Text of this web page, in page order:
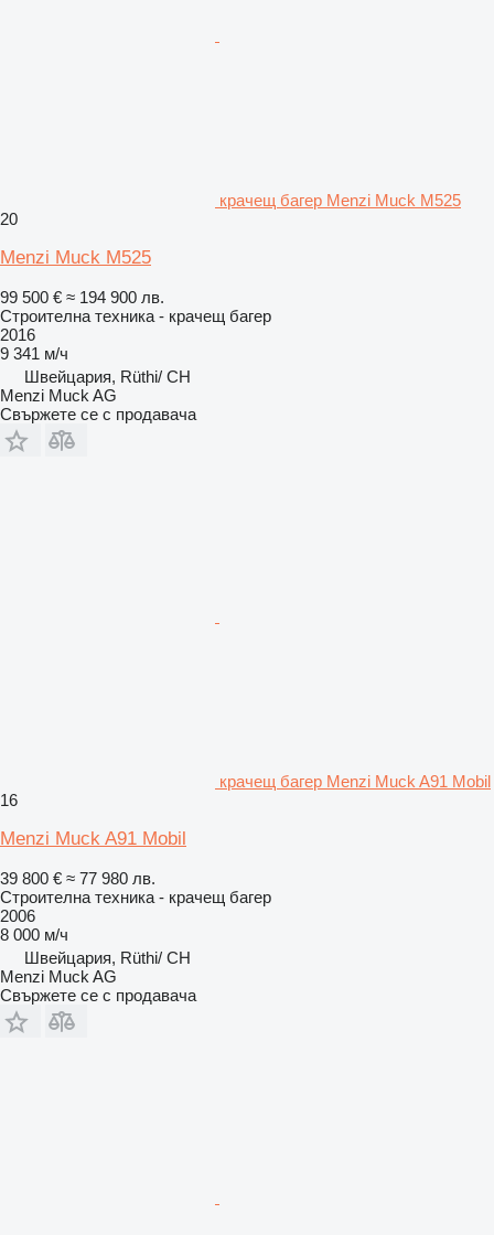
крачещ багер Menzi Muck M525
20
Menzi Muck M525
99 500 € ≈ 194 900 лв.
Строителна техника - крачещ багер
2016
9 341 м/ч
Швейцария, Rüthi/ CH
Menzi Muck AG
Свържете се с продавача
крачещ багер Menzi Muck A91 Mobil
16
Menzi Muck A91 Mobil
39 800 € ≈ 77 980 лв.
Строителна техника - крачещ багер
2006
8 000 м/ч
Швейцария, Rüthi/ CH
Menzi Muck AG
Свържете се с продавача